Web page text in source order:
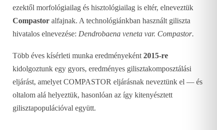
ezektől morfológiailag és hisztológiailag is eltér, elneveztük
Compastor alfajnak. A technológiánkban használt giliszta
hivatalos elnevezése: Dendrobaena veneta var. Compastor.
Több éves kísérleti munka eredményeként 2015-re
kidolgoztunk egy gyors, eredményes gilisztakomposztálási
eljárást, amelyet COMPASTOR eljárásnak neveztünk el — és
oltalom alá helyeztük, hasonlóan az így kitenyésztett
gilisztapopulációval együtt.